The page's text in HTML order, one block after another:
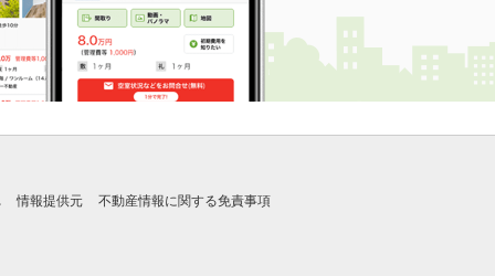
情報提供元 不動産情報に関する免責事項